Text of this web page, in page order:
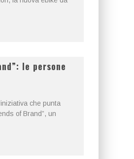
le persone
che punta
of Brand”, un